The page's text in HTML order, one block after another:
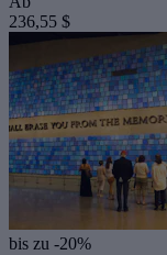
236,55 $
bis zu -20%